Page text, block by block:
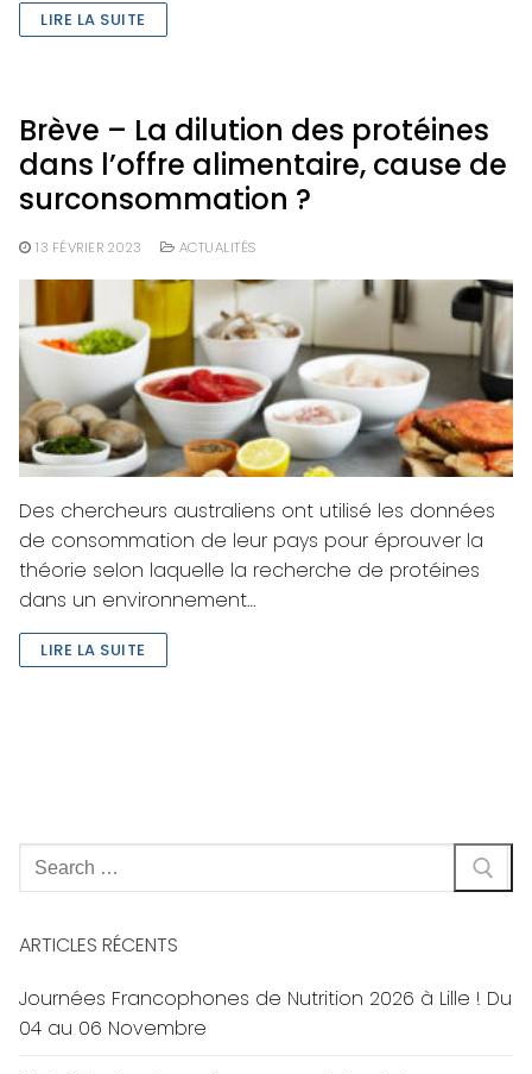
LIRE LA SUITE
Brève – La dilution des protéines
dans l’offre alimentaire, cause de
surconsommation ?
13 FÉVRIER 2023 ACTUALITÉS
Des chercheurs australiens ont utilisé les données
de consommation de leur pays pour éprouver la
théorie selon laquelle la recherche de protéines
dans un environnement…
LIRE LA SUITE
Rechercher
:
ARTICLES RÉCENTS
Journées Francophones de Nutrition 2026 à Lille ! Du
04 au 06 Novembre